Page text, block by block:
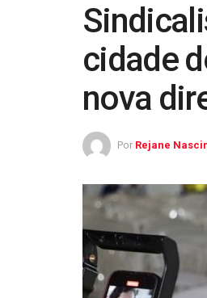
cidade
nova
Por Rejane